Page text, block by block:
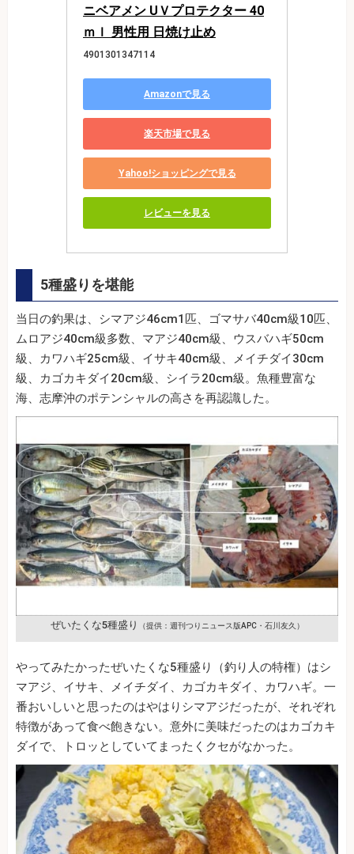
ニベアメン UＶプロテクター 40
ｍｌ 男性用 日焼け止め
4901301347114
Amazonで見る
楽天市場で見る
Yahoo!ショッピングで見る
レビューを見る
5種盛りを堪能
当日の釣果は、シマアジ46cm1匹、ゴマサバ40cm級10匹、
ムロアジ40cm級多数、マアジ40cm級、ウスバハギ50cm
級、カワハギ25cm級、イサキ40cm級、メイチダイ30cm
級、カゴカキダイ20cm級、シイラ20cm級。魚種豊富な
海、志摩沖のポテンシャルの高さを再認識した。
ぜいたくな5種盛り （提供：週刊つりニュース版APC・石川友久）
やってみたかったぜいたくな5種盛り（釣り人の特権）はシ
マアジ、イサキ、メイチダイ、カゴカキダイ、カワハギ。一
番おいしいと思ったのはやはりシマアジだったが、それぞれ
特徴があって食べ飽きない。意外に美味だったのはカゴカキ
ダイで、トロッとしていてまったくクセがなかった。